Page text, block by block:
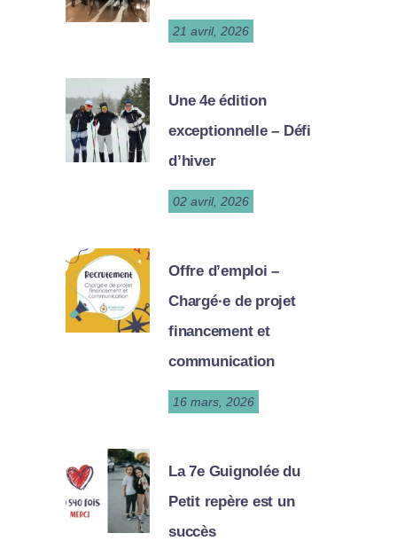
21 avril, 2026
Une 4e édition
exceptionnelle – Défi
d’hiver
02 avril, 2026
Offre d’emploi –
Chargé·e de projet
financement et
communication
16 mars, 2026
La 7e Guignolée du
Petit repère est un
succès